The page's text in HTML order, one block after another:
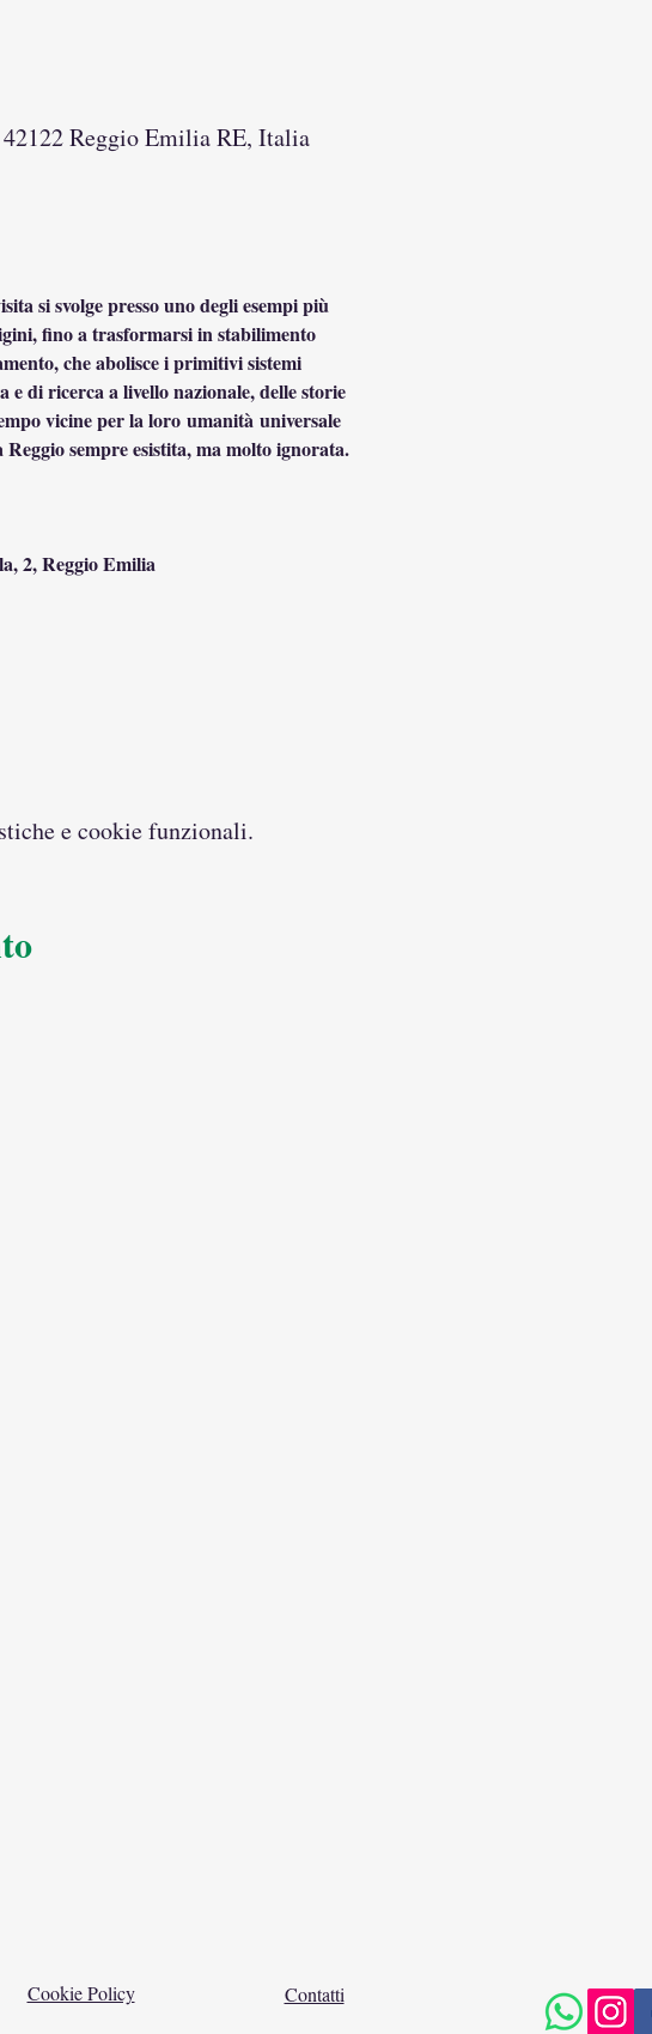
Reggio Emilia RE, Italia
si svolge presso uno degli esempi più
fino a trasformarsi in stabilimento
che abolisce i primitivi sistemi
di ricerca a livello nazionale, delle storie
vicine per la loro umanità universale
sempre esistita, ma molto ignorata.
2, Reggio Emilia
e cookie funzionali.
Cookie Policy Contatti